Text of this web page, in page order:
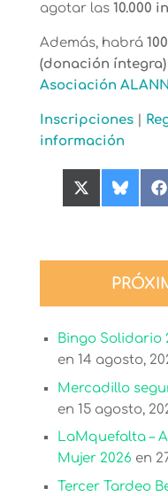
agotar las 10.000
Además, habrá
(donación
Asociación
Inscripciones|
información
Compartir
en
en
Bingo Solidario
en 14 agosto,
Mercadillo
en 15 agosto,
LaMquefalta –
Mujer 2026 en
Tercer Tardeo